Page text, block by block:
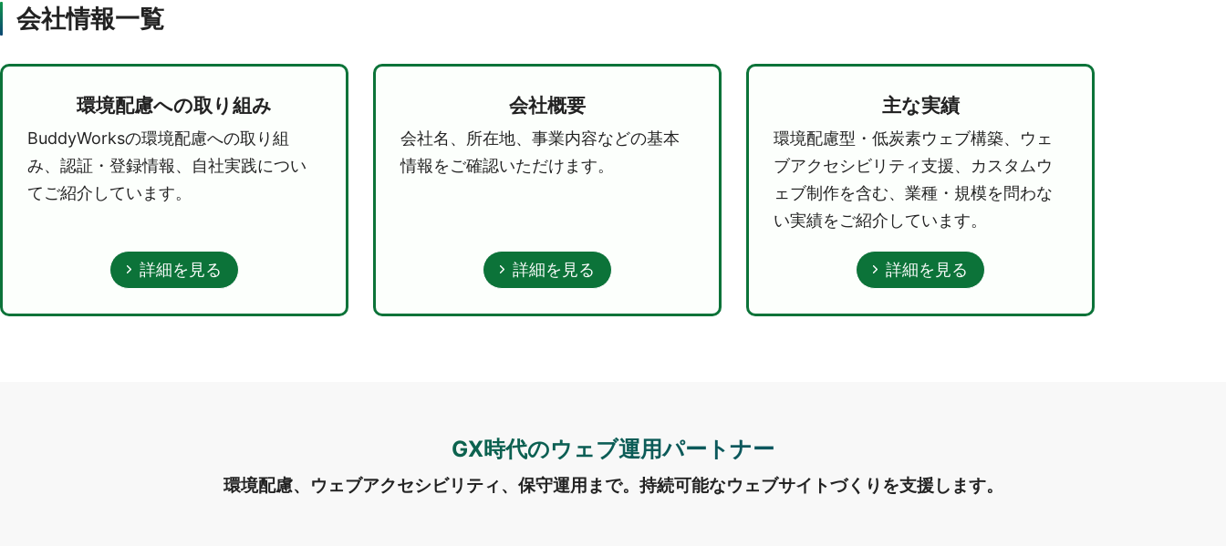
会社情報一覧
環境配慮への取り組み
BuddyWorksの環境配慮への取り組
み、認証・登録情報、自社実践につい
てご紹介しています。
詳細を見る
会社概要
会社名、所在地、事業内容などの基本
情報をご確認いただけます。
詳細を見る
主な実績
環境配慮型・低炭素ウェブ構築、ウェ
ブアクセシビリティ支援、カスタムウ
ェブ制作を含む、業種・規模を問わな
い実績をご紹介しています。
詳細を見る
GX時代のウェブ運用パートナー
環境配慮、ウェブアクセシビリティ、保守運用まで。 持続可能なウェブサイトづくりを支援します。